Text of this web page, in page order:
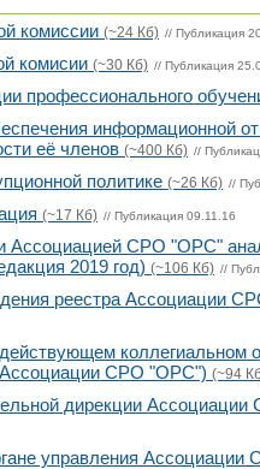
комиссии (~24 Кб) // Публикация
комисии (~30 Кб) // Публикация
профессионального
информационной
её членов (~400 Кб) //
политике (~26 Кб) //
(~17 Кб) // Публикация 09.11.16
Ассоциацией СРО "ОРС"
2019 год) (~106 Кб) //
реестра Ассоциации
коллегиальном
СРО "ОРС") (~94
дирекции
управления Ассоциации